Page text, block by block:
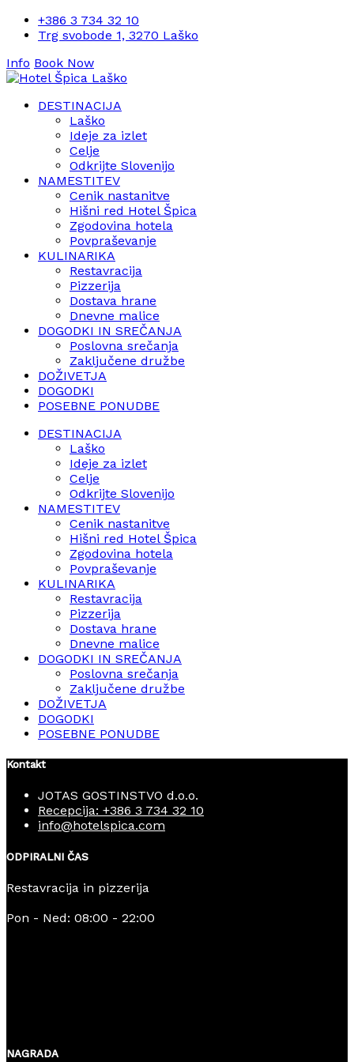
+386 3 734 32 10
Trg svobode 1, 3270 Laško
Info Book Now
DESTINACIJA
Laško
Ideje za izlet
Celje
Odkrijte Slovenijo
NAMESTITEV
Cenik nastanitve
Hišni red Hotel Špica
Zgodovina hotela
Povpraševanje
KULINARIKA
Restavracija
Pizzerija
Dostava hrane
Dnevne malice
DOGODKI IN SREČANJA
Poslovna srečanja
Zaključene družbe
DOŽIVETJA
DOGODKI
POSEBNE PONUDBE
DESTINACIJA
Laško
Ideje za izlet
Celje
Odkrijte Slovenijo
NAMESTITEV
Cenik nastanitve
Hišni red Hotel Špica
Zgodovina hotela
Povpraševanje
KULINARIKA
Restavracija
Pizzerija
Dostava hrane
Dnevne malice
DOGODKI IN SREČANJA
Poslovna srečanja
Zaključene družbe
DOŽIVETJA
DOGODKI
POSEBNE PONUDBE
Kontakt
JOTAS GOSTINSTVO d.o.o.
Recepcija: +386 3 734 32 10
info@hotelspica.com
ODPIRALNI ČAS
Restavracija in pizzerija
Pon - Ned: 08:00 - 22:00
NAGRADA